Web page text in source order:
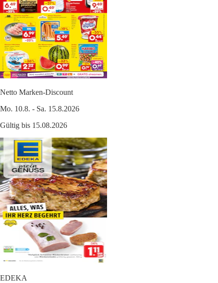
Netto Marken-Discount
Mo. 10.8. - Sa. 15.8.2026
Gültig bis 15.08.2026
EDEKA